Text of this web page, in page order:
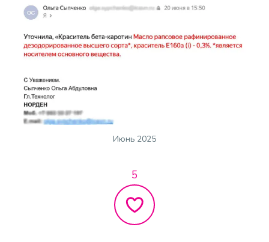
Июнь 2025
5